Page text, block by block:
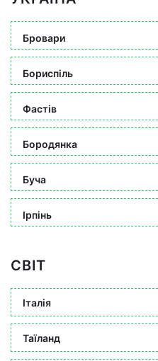
Бровари
Бориспіль
Фастів
Бородянка
Буча
Ірпінь
СВІТ
Італія
Таїланд